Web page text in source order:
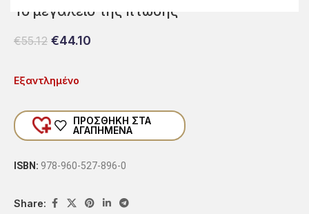
Το μεγαλείο της πτώσης
€55.12 €44.10
Εξαντλημένο
ΠΡΟΣΘΗΚΗ ΣΤΑ
ΑΓΑΠΗΜΕΝΑ
ISBN: 978-960-527-896-0
Share: